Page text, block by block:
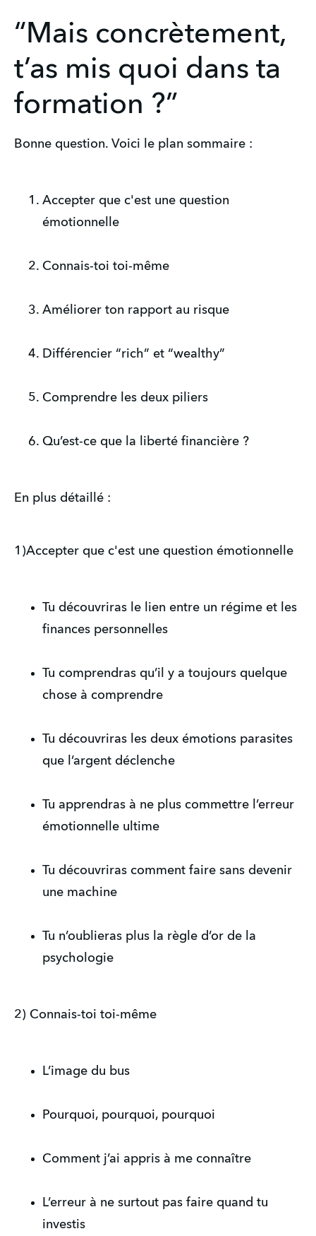
“Mais concrètement,
t’as mis quoi dans ta
formation ?”
Bonne question. Voici le plan sommaire :
Accepter que c'est une question
émotionnelle
Connais-toi toi-même
Améliorer ton rapport au risque
Différencier “rich” et “wealthy”
Comprendre les deux piliers
Qu’est-ce que la liberté financière ?
En plus détaillé :
1)Accepter que c'est une question émotionnelle
Tu découvriras le lien entre un régime et les
finances personnelles
Tu comprendras qu’il y a toujours quelque
chose à comprendre
Tu découvriras les deux émotions parasites
que l’argent déclenche
Tu apprendras à ne plus commettre l’erreur
émotionnelle ultime
Tu découvriras comment faire sans devenir
une machine
Tu n’oublieras plus la règle d’or de la
psychologie
2) Connais-toi toi-même
L’image du bus
Pourquoi, pourquoi, pourquoi
Comment j’ai appris à me connaître
L’erreur à ne surtout pas faire quand tu
investis